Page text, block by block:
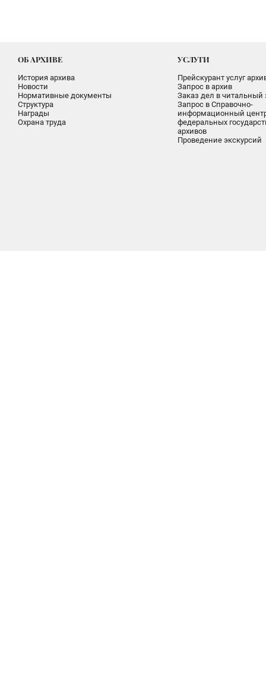
ОБ АРХИВЕ
История архива
Новости
Нормативные документы
Структура
Награды
Охрана труда
УСЛУГИ
Прейскурант услуг
Запрос в архив
Заказ дел в читальный
Запрос в Справочно-
информационный
федеральных
архивов
Проведение экскурсий